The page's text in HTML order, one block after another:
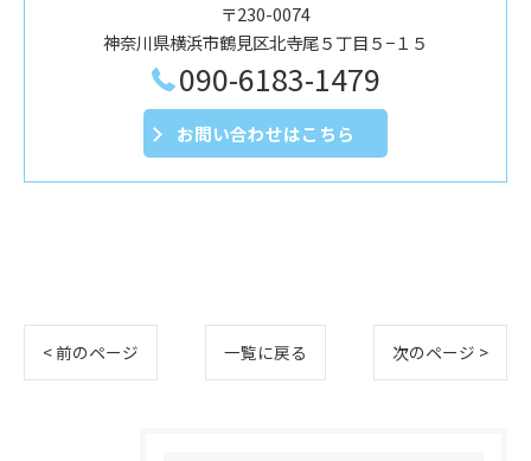
〒230-0074
神奈川県横浜市鶴見区北寺尾５丁目５−１５
090-6183-1479
お問い合わせはこちら
< 前のページ 一覧に戻る 次のページ >